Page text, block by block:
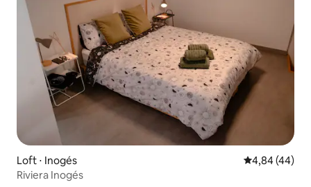
Loft ⋅ Inogés Évaluation
4,84 (44)
Riviera Inogés